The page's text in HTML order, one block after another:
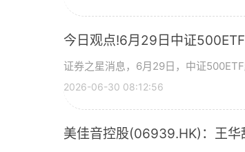
今日观点!6月29日中证
证券之星消息，6月29日，中证
2026-06-30 08:12:56
美佳音控股(06939.HK)：王华